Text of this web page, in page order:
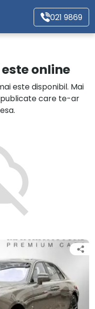
021 9869
online
este disponibil. Mai
publicate care te-ar